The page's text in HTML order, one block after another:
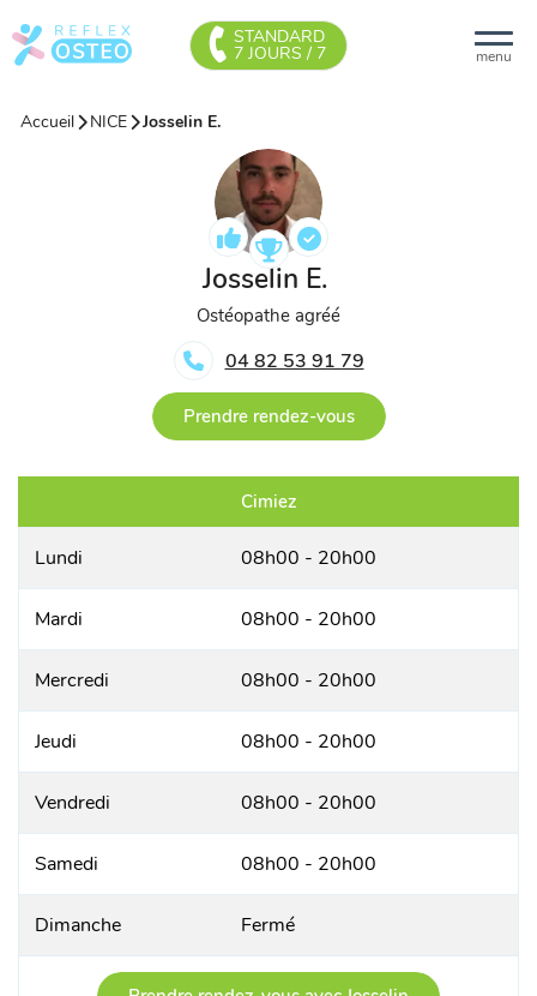
menu
STANDARD
7 JOURS / 7
Accueil NICE Josselin E.
Josselin E.
Ostéopathe agréé
04 82 53 91 79
Prendre rendez-vous
Cimiez
Lundi 08h00 - 20h00
Mardi 08h00 - 20h00
Mercredi 08h00 - 20h00
Jeudi 08h00 - 20h00
Vendredi 08h00 - 20h00
Samedi 08h00 - 20h00
Dimanche Fermé